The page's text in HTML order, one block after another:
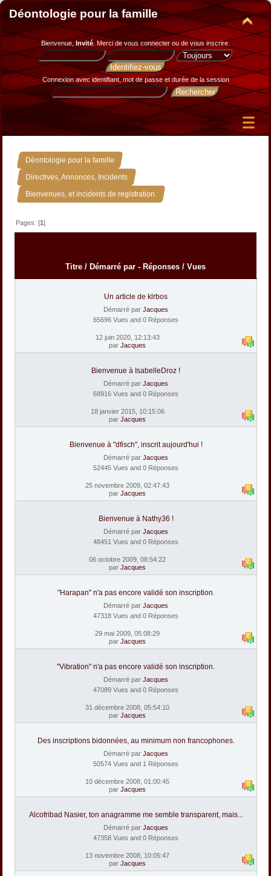
Déontologie pour la famille
Bienvenue, Invité. Merci devous connecter ou de vous inscrire.
Connexion avec identifiant, mot de passe et durée de la session
Déontologie pour la famille »
Directives, Annonces, Incidents »
Bienvenues, et incidents de registration.
Pages: [1]
Titre / Démarré par - Réponses / Vues
Un article de klrbos
Démarré par Jacques
65696 Vues and 0 Réponses
12 juin 2020, 12:13:43
par Jacques
Bienvenue à IsabelleDroz !
Démarré par Jacques
68916 Vues and 0 Réponses
18 janvier 2015, 10:15:06
par Jacques
Bienvenue à "dfisch", inscrit aujourd'hui !
Démarré par Jacques
52445 Vues and 0 Réponses
25 novembre 2009, 02:47:43
par Jacques
Bienvenue à Nathy36 !
Démarré par Jacques
48451 Vues and 0 Réponses
06 octobre 2009, 08:54:22
par Jacques
"Harapan" n'a pas encore validé son inscription.
Démarré par Jacques
47318 Vues and 0 Réponses
29 mai 2009, 05:08:29
par Jacques
"Vibration" n'a pas encore validé son inscription.
Démarré par Jacques
47089 Vues and 0 Réponses
31 décembre 2008, 05:54:10
par Jacques
Des inscriptions bidonnées, au minimum non francophones.
Démarré par Jacques
50574 Vues and 1 Réponses
10 décembre 2008, 01:00:45
par Jacques
Alcofribad Nasier, ton anagramme me semble transparent, mais...
Démarré par Jacques
47358 Vues and 0 Réponses
13 novembre 2008, 10:05:47
par Jacques